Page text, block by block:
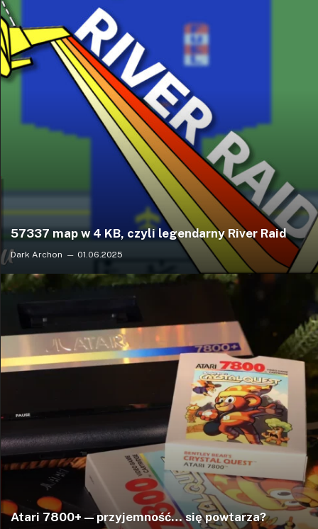
57337 map w 4 KB, czyli legendarny River Raid
Dark Archon 01.06.2025
Atari 7800+ — przyjemność… się powtarza?